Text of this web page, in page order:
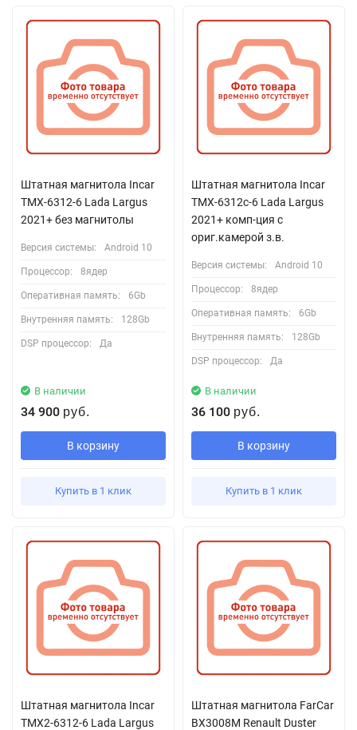
Штатная магнитола Incar
TMX-6312-6 Lada Largus
2021+ без магнитолы
Версия системы: Android 10
Процессор: 8ядер
Оперативная память: 6Gb
Внутренняя память: 128Gb
DSP процессор: Да
В наличии
34 900 руб.
В корзину
Купить в 1 клик
Штатная магнитола Incar
TMX-6312c-6 Lada Largus
2021+ комп-ция с
ориг.камерой з.в.
Версия системы: Android 10
Процессор: 8ядер
Оперативная память: 6Gb
Внутренняя память: 128Gb
DSP процессор: Да
В наличии
36 100 руб.
В корзину
Купить в 1 клик
Штатная магнитола Incar
TMX2-6312-6 Lada Largus
Штатная магнитола FarCar
BX3008M Renault Duster